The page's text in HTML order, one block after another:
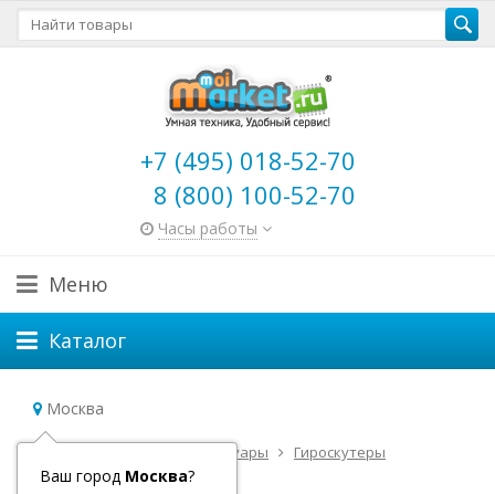
+7 (495) 018-52-70
8 (800) 100-52-70
Часы работы
Меню
Каталог
Москва
Ваш город Москва?
Главная Самокаты и аксессуары
Гироскутеры
Гироскутеры Razor